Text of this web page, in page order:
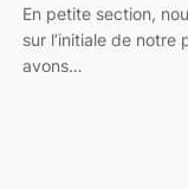
En petite section,
sur l’initiale de notre
avons…